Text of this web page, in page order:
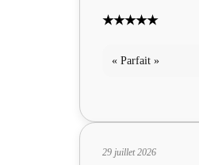
★★★★★
« Parfait »
29 juillet 2026